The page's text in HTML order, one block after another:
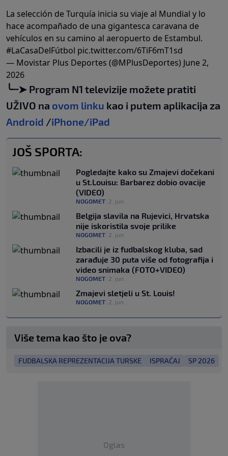
La selección de Turquía inicia su viaje al Mundial y lo
hace acompañado de una gigantesca caravana de
vehículos en su camino al aeropuerto de Estambul.
#LaCasaDelFútbol pic.twitter.com/6TiF6mT1sd
— Movistar Plus Deportes (@MPlusDeportes) June 2,
2026
╰┈➤ Program N1 televizije možete pratiti
UŽIVO na ovom linku kao i putem aplikacija za
Android /iPhone/iPad
JOŠ SPORTA:
Pogledajte kako su Zmajevi dočekani
u St.Louisu: Barbarez dobio ovacije
(VIDEO)
NOGOMET 2. jun.
Belgija slavila na Rujevici, Hrvatska
nije iskoristila svoje prilike
NOGOMET 2. jun.
Izbacili je iz fudbalskog kluba, sad
zarađuje 30 puta više od fotografija i
video snimaka (FOTO+VIDEO)
NOGOMET 2. jun.
Zmajevi sletjeli u St. Louis!
NOGOMET 2. jun.
Više tema kao što je ova?
FUDBALSKA REPREZENTACIJA TURSKE ISPRAĆAJ SP 2026
Oglas